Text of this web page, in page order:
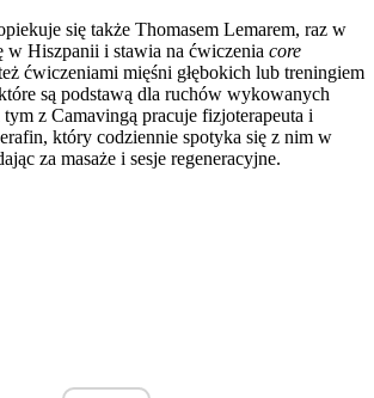
się także Thomasem Lemarem, raz w
w Hiszpanii i stawia na ćwiczenia core
ćwiczeniami mięśni głębokich lub treningiem
są podstawą dla ruchów wykowanych
tym z Camavingą pracuje fizjoterapeuta i
który codziennie spotyka się z nim w
za masaże i sesje regeneracyjne.